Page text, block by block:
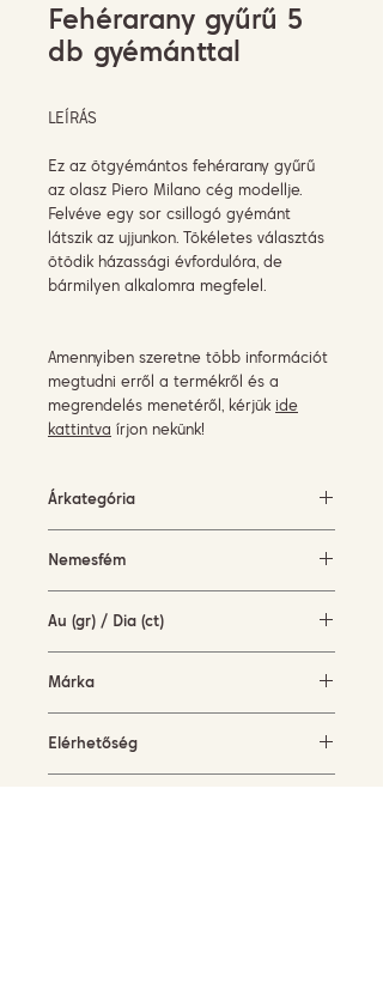
Fehérarany gyűrű 5
db gyémánttal
LEÍRÁS
Ez az ötgyémántos fehérarany gyűrű
az olasz Piero Milano cég modellje.
Felvéve egy sor csillogó gyémánt
látszik az ujjunkon. Tökéletes választás
ötödik házassági évfordulóra, de
bármilyen alkalomra megfelel.
Amennyiben szeretne több információt
megtudni erről a termékről és a
megrendelés menetéről, kérjük ide
kattintva írjon nekünk!
Árkategória
Nemesfém
Au (gr) / Dia (ct)
Márka
Elérhetőség